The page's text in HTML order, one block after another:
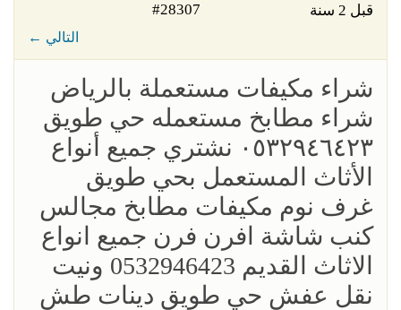
قبل 2 سنة
#28307
← التالي
شراء مكيفات مستعملة بالرياض
شراء مطابخ مستعمله حي طويق
٠٥٣٢٩٤٦٤٢٣ نشتري جميع أنواع
الأثاث المستعمل بحي طويق
غرف نوم مكيفات مطابخ مجالس
كنب شاشة افرن فرن جميع انواع
الاثاث القديم 0532946423 ونيت
نقل عفش حي طويق دينات طش